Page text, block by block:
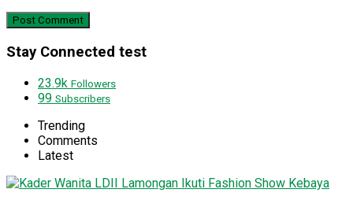
Stay Connected test
23.9k Followers
99 Subscribers
Trending
Comments
Latest